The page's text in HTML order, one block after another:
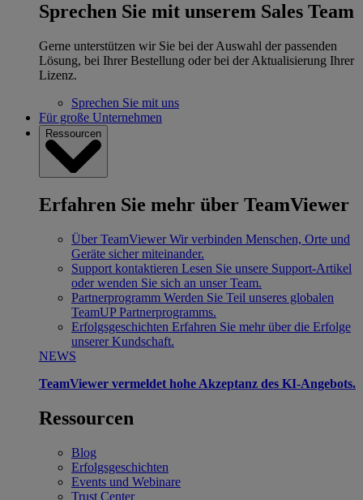
Sprechen Sie mit unserem Sales Team
Gerne unterstützen wir Sie bei der Auswahl der passenden
Lösung, bei Ihrer Bestellung oder bei der Aktualisierung Ihrer
Lizenz.
Sprechen Sie mit uns
Für große Unternehmen
Ressourcen
Erfahren Sie mehr über TeamViewer
Über TeamViewer Wir verbinden Menschen, Orte und
Geräte sicher miteinander.
Support kontaktieren Lesen Sie unsere Support-Artikel
oder wenden Sie sich an unser Team.
Partnerprogramm Werden Sie Teil unseres globalen
TeamUP Partnerprogramms.
Erfolgsgeschichten Erfahren Sie mehr über die Erfolge
unserer Kundschaft.
NEWS
TeamViewer vermeldet hohe Akzeptanz des KI-Angebots.
Ressourcen
Blog
Erfolgsgeschichten
Events und Webinare
Trust Center